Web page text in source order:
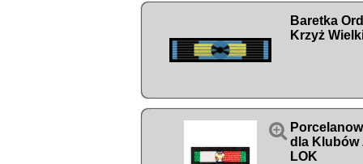
Baretka
Krzyż

dla Klubów
LOK